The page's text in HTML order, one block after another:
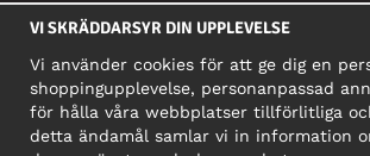
SOCIALA MEDIER
FÖRETAG
Motley Denim Europe OÜ
VI SKRÄDDARSYR DIN UPPLEVELSE
Vi använder cookies för att ge dig en
shoppingupplevelse, personanpassad
för hålla våra webbplatser tillförlitliga
detta ändamål samlar vi in information